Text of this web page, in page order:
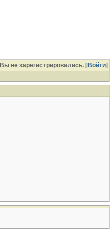
Вы не зарегистрировались. [Войти]